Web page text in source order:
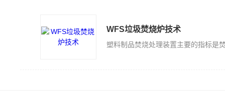
WFS垃圾焚烧炉技术